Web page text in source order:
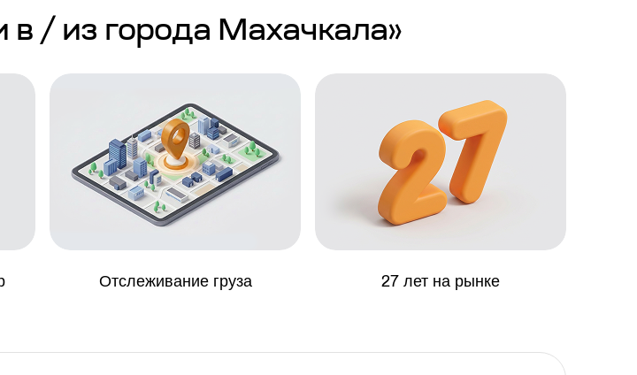
/ из города Махачкала»
Отслеживание груза 27 лет на рынке